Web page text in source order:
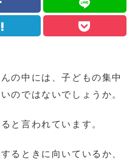
の中には、子どもの集中
のではないでしょうか。
と言われています。
るときに向いているか、